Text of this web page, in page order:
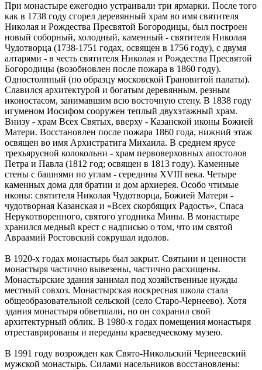
При монастыре ежегодно устраивали три ярмарки. После того
как в 1738 году сгорел деревянный храм во имя святителя
Николая и Рождества Пресвятой Богородицы, был построен
новый соборный, холодный, каменный - святителя Николая
Чудотворца (1738-1751 годах, освящен в 1756 году), с двумя
алтарями - в честь святителя Николая и Рождества Пресвятой
Богородицы (возобновлен после пожара в 1860 году).
Одностолпный (по образцу московской Грановитой палаты).
Славился архитектурой и богатым деревянным, резным
иконостасом, занимавшим всю восточную стену. В 1838 году
игуменом Иосифом сооружен теплый двухэтажный храм.
Внизу - храм Всех Святых, вверху - Казанской иконы Божией
Матери. Восстановлен после пожара 1860 года, нижний этаж
освящен во имя Архистратига Михаила. В среднем ярусе
трехъярусной колокольни - храм первоверховных апостолов
Петра и Павла (1812 год; освящен в 1813 году). Каменные
стены с башнями по углам - середины XVIII века. Четыре
каменных дома для братии и дом архиерея. Особо чтимые
иконы: святителя Николая Чудотворца, Божией Матери -
чудотворная Казанская и «Всех скорбящих Радость», Спаса
Нерукотворенного, святого угодника Мины. В монастыре
хранился медный крест с надписью о том, что им святой
Авраамий Ростовский сокрушал идолов.
В 1920-х годах монастырь был закрыт. Святыни и ценности
монастыря частично вывезены, частично расхищены.
Монастырские здания занимал под хозяйственные нужды
местный совхоз. Монастырская воскресная школа стала
общеобразовательной сельской (село Старо-Чернеево). Хотя
здания монастыря обветшали, но он сохранил свой
архитектурный облик. В 1980-х годах помещения монастыря
отреставрированы и переданы краеведческому музею.
В 1991 году возрожден как Свято-Никольский Чернеевский
мужской монастырь. Силами насельников восстановлены: